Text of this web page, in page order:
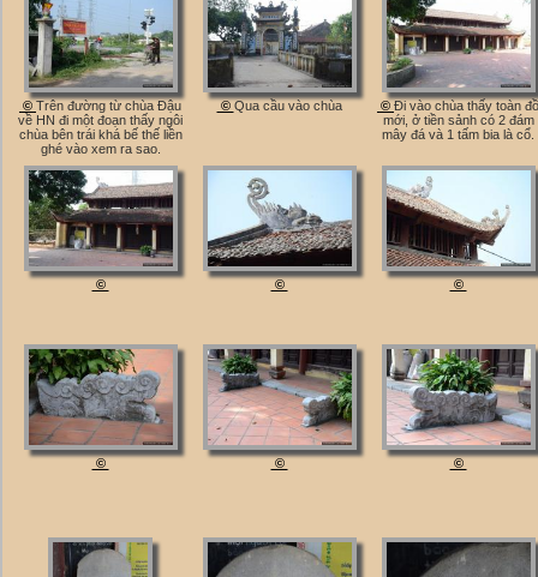
©Trên đường từ chùa Đậu
về HN đi một đoạn thấy ngôi
chùa bên trái khá bế thế liền
ghé vào xem ra sao.
© Qua cầu vào chùa ©Đi vào chùa thấy toàn đồ
mới, ở tiền sảnh có 2 đám
mây đá và 1 tấm bia là cổ.
© © ©
© © ©